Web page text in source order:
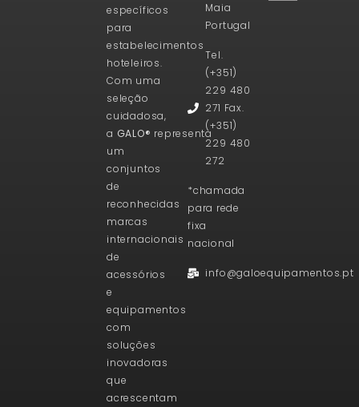
específicos
para
estabelecimentos
hoteleiros.
Com uma
seleção
cuidadosa,
a GALO® representa
um
conjuntos
de
reconhecidas
marcas
internacionais
de
acessórios
e
equipamentos
com
soluções
inovadoras
que
acrescentam
Maia
Portugal
Tel.
(+351)
229 480
271 Fax.
(+351)
229 480
272
*chamada
para rede
fixa
nacional
info@galoequipamentos.pt